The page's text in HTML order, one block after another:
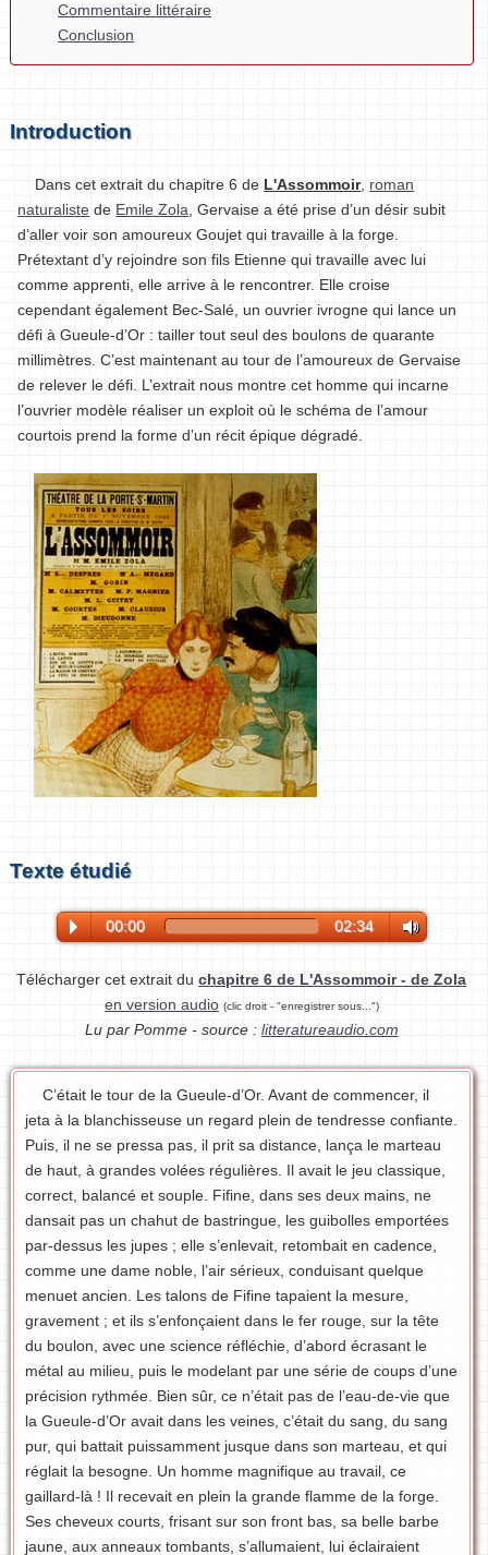
Commentaire littéraire
Conclusion
Introduction
Dans cet extrait du chapitre 6 deL'Assommoir, roman
naturaliste de Emile Zola , Gervaise a été prise d’un désir subit
d’aller voir son amoureux Goujet qui travaille à la forge.
Prétextant d’y rejoindre son fils Etienne qui travaille avec lui
comme apprenti, elle arrive à le rencontrer. Elle croise
cependant également Bec-Salé, un ouvrier ivrogne qui lance un
défi à Gueule-d’Or : tailler tout seul des boulons de quarante
millimètres. C’est maintenant au tour de l’amoureux de Gervaise
de relever le défi. L’extrait nous montre cet homme qui incarne
l’ouvrier modèle réaliser un exploit où le schéma de l’amour
courtois prend la forme d’un récit épique dégradé.
Texte étudié
00:00 02:34
Télécharger cet extrait duchapitre 6 de L'Assommoir - de Zola
en version audio (clic droit - "enregistrer sous...")
Lu par Pomme - source : litteratureaudio.com
C’était le tour de la Gueule-d’Or. Avant de commencer, il
jeta à la blanchisseuse un regard plein de tendresse confiante.
Puis, il ne se pressa pas, il prit sa distance, lança le marteau
de haut, à grandes volées régulières. Il avait le jeu classique,
correct, balancé et souple. Fifine, dans ses deux mains, ne
dansait pas un chahut de bastringue, les guibolles emportées
par-dessus les jupes ; elle s’enlevait, retombait en cadence,
comme une dame noble, l’air sérieux, conduisant quelque
menuet ancien. Les talons de Fifine tapaient la mesure,
gravement ; et ils s’enfonçaient dans le fer rouge, sur la tête
du boulon, avec une science réfléchie, d’abord écrasant le
métal au milieu, puis le modelant par une série de coups d’une
précision rythmée. Bien sûr, ce n’était pas de l’eau-de-vie que
la Gueule-d’Or avait dans les veines, c’était du sang, du sang
pur, qui battait puissamment jusque dans son marteau, et qui
réglait la besogne. Un homme magnifique au travail, ce
gaillard-là ! Il recevait en plein la grande flamme de la forge.
Ses cheveux courts, frisant sur son front bas, sa belle barbe
jaune, aux anneaux tombants, s’allumaient, lui éclairaient